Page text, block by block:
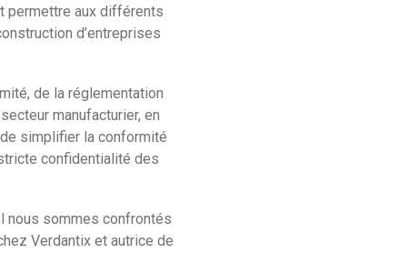
permettre aux différents
d’entreprises
de la réglementation
manufacturier, en
simplifier la conformité
confidentialité des
nous sommes confrontés
Verdantix et autrice de